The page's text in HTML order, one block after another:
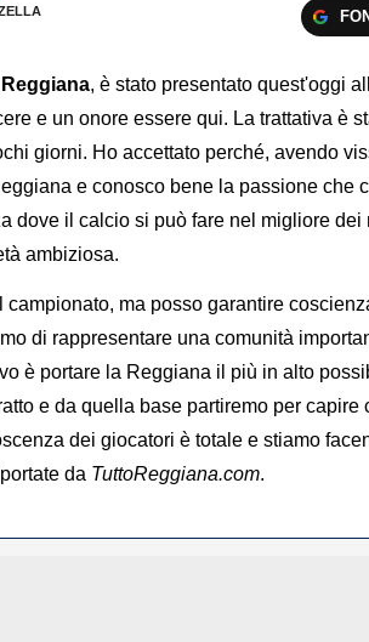
Reggiana, è stato presentato quest'oggi
e un onore essere qui. La trattativa è
giorni. Ho accettato perché, avendo
e conosco bene la passione che
dove il calcio si può fare nel migliore dei
ambiziosa.
ma posso garantire
di rappresentare una comunità
è portare la Reggiana il più in alto
e da quella base partiremo per capire
dei giocatori è totale e stiamo
da TuttoReggiana.com.